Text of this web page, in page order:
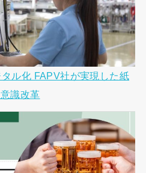
ル化 FAPV社が実現した紙
識改革